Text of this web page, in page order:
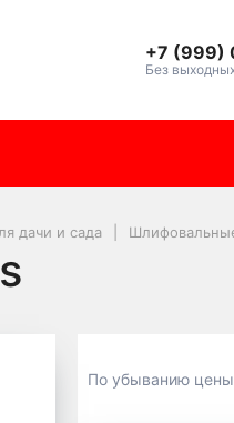
+7 (999)
Без
дачи и сада
По убыванию цены